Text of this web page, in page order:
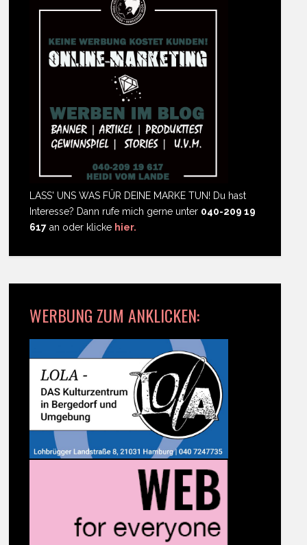
LASS' UNS WAS FÜR DEINE MARKE TUN! Du hast
Interesse? Dann rufe mich gerne unter 040-209 19
617 an oder klicke hier.
WERBUNG ZUM ANKLICKEN: